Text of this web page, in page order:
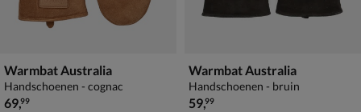
Warmbat Australia
Handschoenen - cognac
€ 69,99
69,99
Warmbat Australia
Handschoenen - bruin
€ 59,99
59,99